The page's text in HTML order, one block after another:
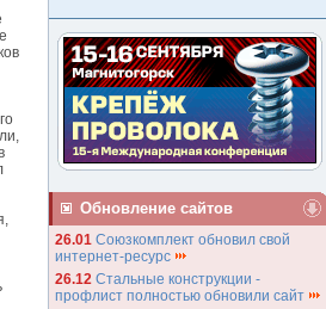
Обновление сайтов
26.01 Союзкомплект обновил свой
интернет-ресурс
26.12 Стальные конструкции -
профлист полностью обновили сайт